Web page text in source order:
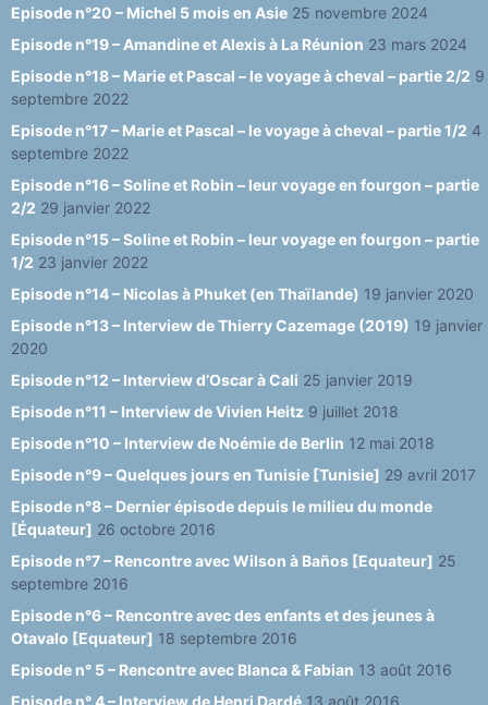
el
Episode n°20 – Michel 5 mois en Asie 25 novembre 2024
Episode n°19 – Amandine et Alexis à La Réunion 23 mars 2024
Episode n°18 – Marie et Pascal – le voyage à cheval – partie 2/2 9
septembre 2022
Episode n°17 – Marie et Pascal – le voyage à cheval – partie 1/2 4
septembre 2022
Episode n°16 – Soline et Robin – leur voyage en fourgon – partie
2/2 29 janvier 2022
Episode n°15 – Soline et Robin – leur voyage en fourgon – partie
1/2 23 janvier 2022
Episode n°14 – Nicolas à Phuket (en Thaïlande) 19 janvier 2020
Episode n°13 – Interview de Thierry Cazemage (2019) 19 janvier
2020
Episode n°12 – Interview d’Oscar à Cali 25 janvier 2019
Episode n°11 – Interview de Vivien Heitz 9 juillet 2018
Episode n°10 – Interview de Noémie de Berlin 12 mai 2018
Episode n°9 – Quelques jours en Tunisie [Tunisie] 29 avril 2017
Episode n°8 – Dernier épisode depuis le milieu du monde
[Équateur] 26 octobre 2016
Episode n°7 – Rencontre avec Wilson à Baños [Equateur] 25
septembre 2016
Episode n°6 – Rencontre avec des enfants et des jeunes à
Otavalo [Equateur] 18 septembre 2016
Episode n° 5 – Rencontre avec Blanca & Fabian 13 août 2016